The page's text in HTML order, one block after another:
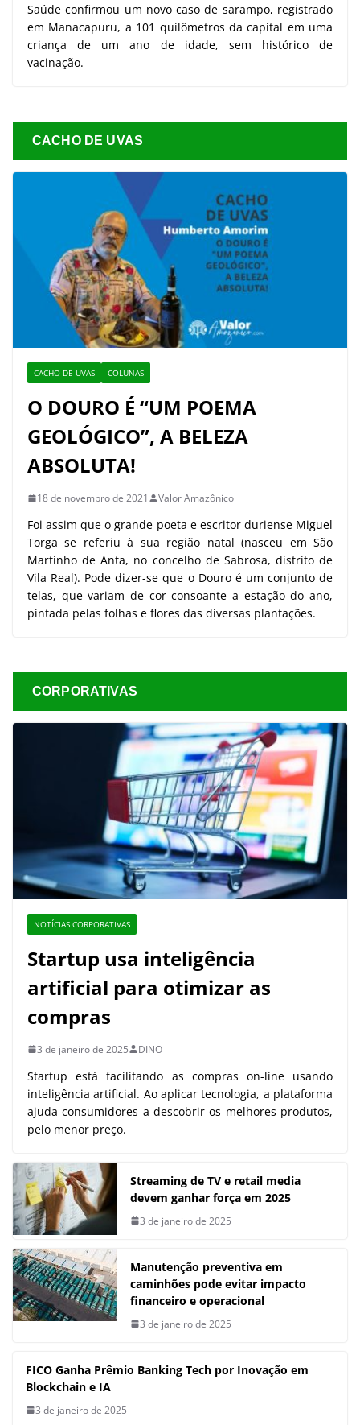
Saúde confirmou um novo caso de sarampo, registrado
em Manacapuru, a 101 quilômetros da capital em uma
criança de um ano de idade, sem histórico de
vacinação.
CACHO DE UVAS
CACHO DE UVAS COLUNAS
O DOURO É “UM POEMA
GEOLÓGICO”, A BELEZA
ABSOLUTA!
18 de novembro de 2021 Valor Amazônico
Foi assim que o grande poeta e escritor duriense Miguel
Torga se referiu à sua região natal (nasceu em São
Martinho de Anta, no concelho de Sabrosa, distrito de
Vila Real). Pode dizer-se que o Douro é um conjunto de
telas, que variam de cor consoante a estação do ano,
pintada pelas folhas e flores das diversas plantações.
CORPORATIVAS
NOTÍCIAS CORPORATIVAS
Startup usa inteligência
artificial para otimizar as
compras
3 de janeiro de 2025 DINO
Startup está facilitando as compras on-line usando
inteligência artificial. Ao aplicar tecnologia, a plataforma
ajuda consumidores a descobrir os melhores produtos,
pelo menor preço.
Streaming de TV e retail media
devem ganhar força em 2025
3 de janeiro de 2025
Manutenção preventiva em
caminhões pode evitar impacto
financeiro e operacional
3 de janeiro de 2025
FICO Ganha Prêmio Banking Tech por Inovação em
Blockchain e IA
3 de janeiro de 2025